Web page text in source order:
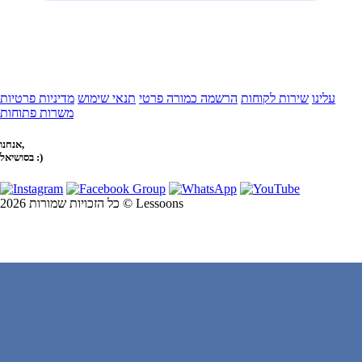
עלינו שירות לקוחות הרשמה כמורה פרטי תנאי שימוש מדיניות פרטיות
משרות פתוחות
אנחנו,
בסושיאל :)
כל הזכויות שמורות 2026 © Lessoons